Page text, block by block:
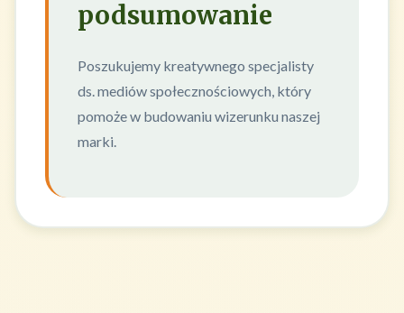
podsumowanie
Poszukujemy kreatywnego specjalisty
ds. mediów społecznościowych, który
pomoże w budowaniu wizerunku naszej
marki.